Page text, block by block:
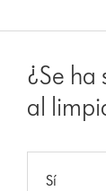
¿Se
al
Sí